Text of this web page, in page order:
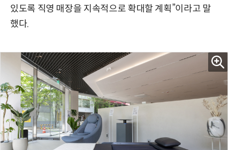
있도록 직영 매장을 지속적으로 확대할 계획”이라고 말
했다.